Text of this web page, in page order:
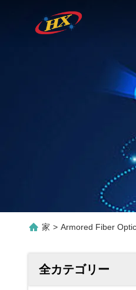
家 > Armored Fiber
全カテゴリー